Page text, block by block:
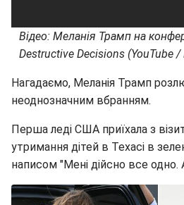
Відео: Меланія Трамп на
Destructive Decisions (YouTube /
Нагадаємо, Меланія Трамп
неоднозначним вбранням.
Перша леді США приїхала з
утримання дітей в Техасі в
написом "Мені дійсно все одно.